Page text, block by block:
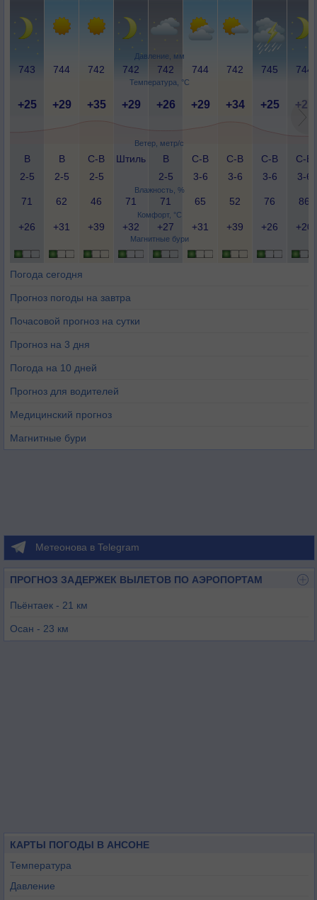
Давление, мм
Температура, °C
Ветер, метр/с
Влажность, %
Комфорт, °C
Магнитные бури
743 744 742 742 742 744 742 745 744
+25 +29 +35 +29 +26 +29 +34 +25 +21
В
2-5
В
2-5
С-В
2-5
Штиль
В
2-5
С-В
3-6
С-В
3-6
С-В
3-6
С-В
3-6
71 62 46 71 71 65 52 76 86
+26 +31 +39 +32 +27 +31 +39 +26 +20
Погода сегодня
Прогноз погоды на завтра
Почасовой прогноз на сутки
Прогноз на 3 дня
Погода на 10 дней
Прогноз для водителей
Медицинский прогноз
Магнитные бури
Метеонова в Telegram
ПРОГНОЗ ЗАДЕРЖЕК ВЫЛЕТОВ ПО АЭРОПОРТАМ
Пьёнтаек - 21 км
Осан - 23 км
КАРТЫ ПОГОДЫ В АНСОНЕ
Температура
Давление